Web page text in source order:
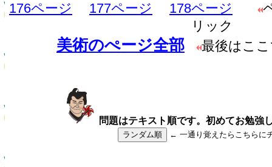
176ページ 177ページ 178ページ
リック
美術のぺージ全部 最後はこ
問題はテキスト順です。初めてお勉強
ランダム順 ← 一通り覚えたらこちらに